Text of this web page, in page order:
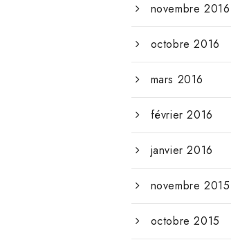
novembre 2016
octobre 2016
mars 2016
février 2016
janvier 2016
novembre 2015
octobre 2015